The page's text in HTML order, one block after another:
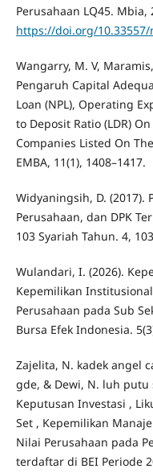
Perusahaan LQ45. Mbia,
https://doi.org/10.33557/
Wangarry, M. V,
Pengaruh Capital
Loan (NPL), Operating
to Deposit Ratio (LDR)
Companies Listed On
EMBA, 11(1), 1408–1417.
Widyaningsih, D. (2017).
Perusahaan, dan DPK
103 Syariah Tahun. 4,
Wulandari, I. (2026).
Kepemilikan
Perusahaan pada Sub
Bursa Efek Indonesia.
Zajelita, N. kadek angel
gde, & Dewi, N. luh putu
Keputusan Investasi ,
Set , Kepemilikan
Nilai Perusahaan pada
terdaftar di BEI Periode